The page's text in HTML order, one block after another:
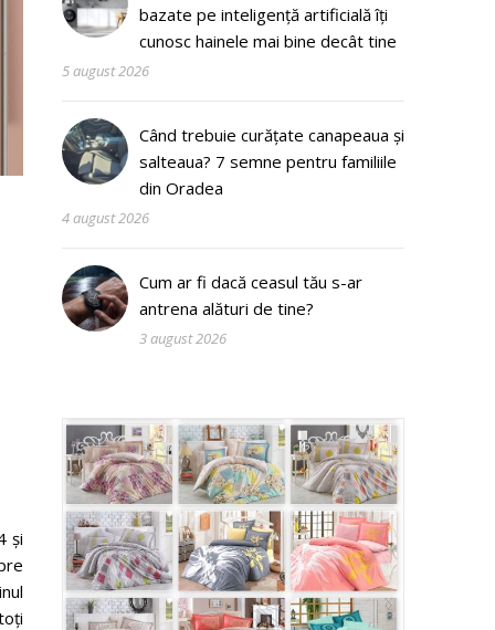
și
bazate pe inteligență artificială îți
cunosc hainele mai bine decât tine
5 august 2026
Când trebuie curățate canapeaua și
salteaua? 7 semne pentru familiile
din Oradea
4 august 2026
Cum ar fi dacă ceasul tău s-ar
antrena alături de tine?
3 august 2026